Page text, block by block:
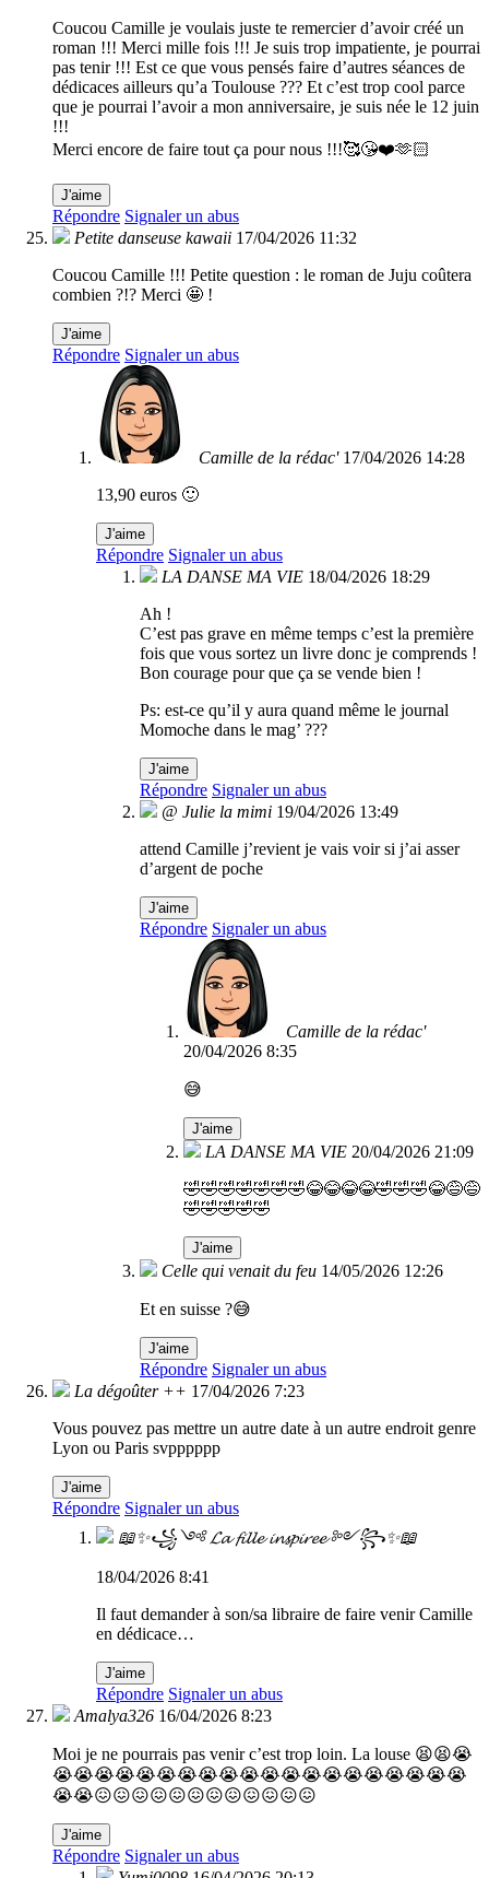
Coucou Camille je voulais juste te remercier d’avoir créé un
roman !!! Merci mille fois !!! Je suis trop impatiente, je pourrai
pas tenir !!! Est ce que vous pensés faire d’autres séances de
dédicaces ailleurs qu’a Toulouse ??? Et c’est trop cool parce
que je pourrai l’avoir a mon anniversaire, je suis née le 12 juin
!!!
Merci encore de faire tout ça pour nous !!!🥰😘❤️🫶🏻
J'aime
Répondre Signaler un abus
Petite danseuse kawaii 17/04/2026 11:32
Coucou Camille !!! Petite question : le roman de Juju coûtera
combien ?!? Merci 🤩 !
J'aime
Répondre Signaler un abus
Camille de la rédac' 17/04/2026 14:28
13,90 euros 🙂
J'aime
Répondre Signaler un abus
LA DANSE MA VIE 18/04/2026 18:29
Ah !
C’est pas grave en même temps c’est la première
fois que vous sortez un livre donc je comprends !
Bon courage pour que ça se vende bien !
Ps: est-ce qu’il y aura quand même le journal
Momoche dans le mag’ ???
J'aime
Répondre Signaler un abus
@ Julie la mimi 19/04/2026 13:49
attend Camille j’revient je vais voir si j’ai asser
d’argent de poche
J'aime
Répondre Signaler un abus
Camille de la rédac'
20/04/2026 8:35
😅
J'aime
LA DANSE MA VIE 20/04/2026 21:09
🤣🤣🤣🤣🤣🤣🤣😂😂😂😂🤣🤣🤣😂😅😅
🤣🤣🤣🤣🤣
J'aime
Celle qui venait du feu 14/05/2026 12:26
Et en suisse ?😅
J'aime
Répondre Signaler un abus
La dégoûter ++ 17/04/2026 7:23
Vous pouvez pas mettre un autre date à un autre endroit genre
Lyon ou Paris svpppppp
J'aime
Répondre Signaler un abus
📖✨꧁༺ 𝓛𝓪 𝓯𝓲𝓵𝓵𝓮 𝓲𝓷𝓼𝓹𝓲𝓻𝓮𝓮 ༻꧂✨📖
18/04/2026 8:41
Il faut demander à son/sa libraire de faire venir Camille
en dédicace…
J'aime
Répondre Signaler un abus
Amalya326 16/04/2026 8:23
Moi je ne pourrais pas venir c’est trop loin. La louse 😫😫😭
😭😭😭😭😭😭😭😭😭😭😭😭😭😭😭😭😭😭😭😭
😭😭😖😖😖😖😖😖😖😖😖😖😖😖
J'aime
Répondre Signaler un abus